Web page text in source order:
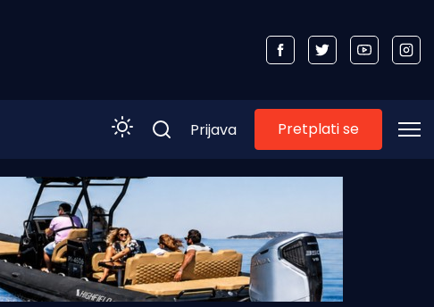
Prijava Pretplati se